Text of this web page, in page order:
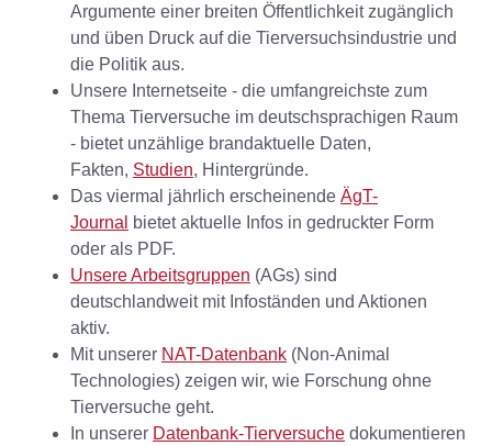
Argumente einer breiten Öffentlichkeit zugänglich
und üben Druck auf die Tierversuchsindustrie und
die Politik aus.
Unsere Internetseite - die umfangreichste zum
Thema Tierversuche im deutschsprachigen Raum
- bietet unzählige brandaktuelle Daten,
Fakten, Studien, Hintergründe.
Das viermal jährlich erscheinende ÄgT-
Journal bietet aktuelle Infos in gedruckter Form
oder als PDF.
Unsere Arbeitsgruppen (AGs) sind
deutschlandweit mit Infoständen und Aktionen
aktiv.
Mit unserer NAT-Datenbank (Non-Animal
Technologies) zeigen wir, wie Forschung ohne
Tierversuche geht.
In unserer Datenbank-Tierversuche dokumentieren